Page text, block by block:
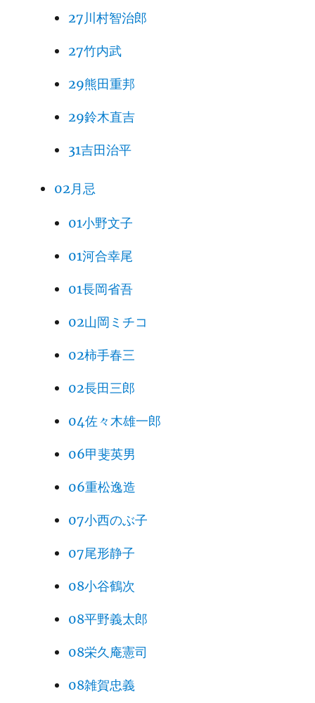
27川村智治郎
27竹内武
29熊田重邦
29鈴木直吉
31吉田治平
02月忌
01小野文子
01河合幸尾
01長岡省吾
02山岡ミチコ
02柿手春三
02長田三郎
04佐々木雄一郎
06甲斐英男
06重松逸造
07小西のぶ子
07尾形静子
08小谷鶴次
08平野義太郎
08栄久庵憲司
08雑賀忠義